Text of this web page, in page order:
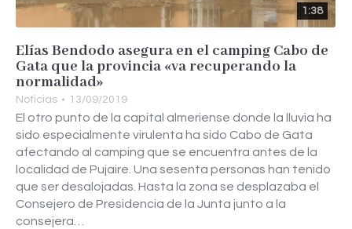
1:38
Elías Bendodo asegura en el camping Cabo de
Gata que la provincia «va recuperando la
normalidad»
Noticias 13/09/2019
El otro punto de la capital almeriense donde la lluvia ha
sido especialmente virulenta ha sido Cabo de Gata
afectando al camping que se encuentra antes de la
localidad de Pujaire. Una sesenta personas han tenido
que ser desalojadas. Hasta la zona se desplazaba el
Consejero de Presidencia de la Junta junto a la
consejera…